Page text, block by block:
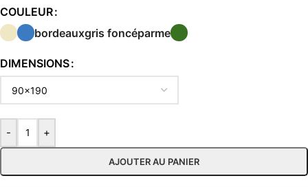
COULEUR
bordeauxgris foncéparme
DIMENSIONS
- +
AJOUTER AU PANIER